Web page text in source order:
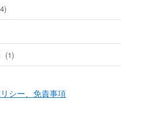
(1)
シー、免責事項